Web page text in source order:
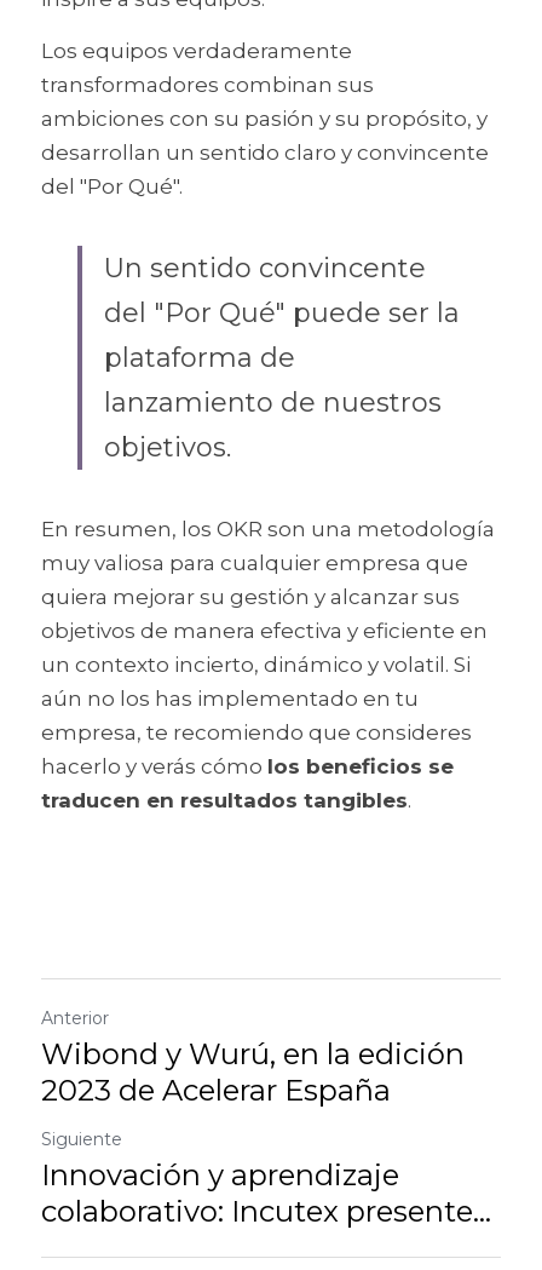
Los equipos verdaderamente
transformadores combinan sus
ambiciones con su pasión y su propósito, y
desarrollan un sentido claro y convincente
del "Por Qué".
Un sentido convincente
del "Por Qué" puede ser la
plataforma de
lanzamiento de nuestros
objetivos.
En resumen, los OKR son una metodología
muy valiosa para cualquier empresa que
quiera mejorar su gestión y alcanzar sus
objetivos de manera efectiva y eficiente en
un contexto incierto, dinámico y volatil. Si
aún no los has implementado en tu
empresa, te recomiendo que consideres
hacerlo y verás cómo los beneficios se
traducen en resultados tangibles.
Anterior
Wibond y Wurú, en la edición
2023 de Acelerar España
Siguiente
Innovación y aprendizaje
colaborativo: Incutex presente...